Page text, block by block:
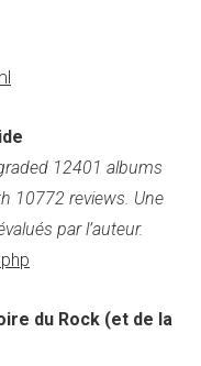
12401 albums
10772 reviews. Une
par l’auteur.
du Rock (et de la